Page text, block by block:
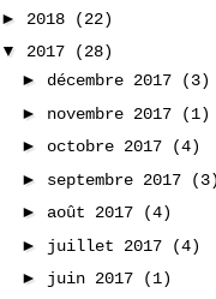
► 2018
(22)
▼ 2017
(28)
► décembre 2017
(3)
► novembre 2017
(1)
► octobre 2017
(4)
► septembre 2017
(3)
► août 2017
(4)
► juillet 2017
(4)
► juin 2017
(1)